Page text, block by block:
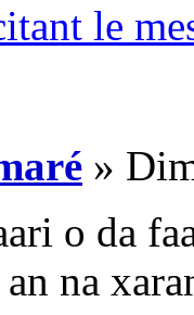
le
»
o da
na